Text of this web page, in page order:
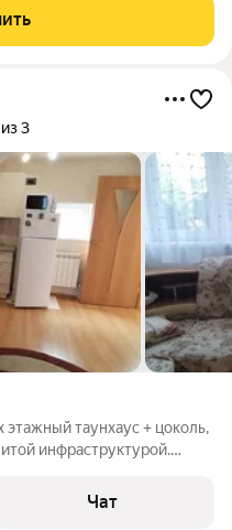
центральном районе Сочи.
3
таунхаус + цоколь,
инфраструктурой.
имеет три этажа +
Чат